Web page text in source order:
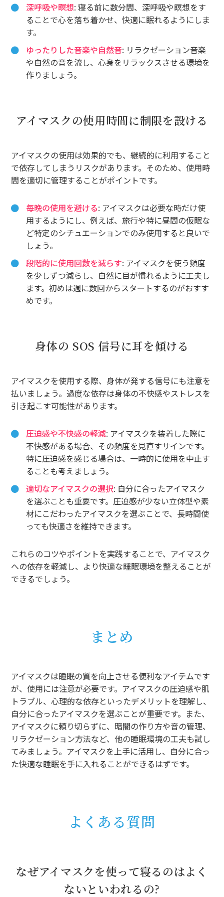
深呼吸や瞑想: 寝る前に数分間、深呼吸や瞑想をす
ることで心を落ち着かせ、快適に眠れるようにしま
す。
ゆったりした音楽や自然音: リラクゼーション音楽
や自然の音を流し、心身をリラックスさせる環境を
作りましょう。
アイマスクの使用時間に制限を設ける
アイマスクの使用は効果的でも、継続的に利用すること
で依存してしまうリスクがあります。そのため、使用時
間を適切に管理することがポイントです。
毎晩の使用を避ける: アイマスクは必要な時だけ使
用するようにし、例えば、旅行や特に昼間の仮眠な
ど特定のシチュエーションでのみ使用すると良いで
しょう。
段階的に使用回数を減らす: アイマスクを使う頻度
を少しずつ減らし、自然に目が慣れるように工夫し
ます。初めは週に数回からスタートするのがおすす
めです。
身体の SOS 信号に耳を傾ける
アイマスクを使用する際、身体が発する信号にも注意を
払いましょう。過度な依存は身体の不快感やストレスを
引き起こす可能性があります。
圧迫感や不快感の軽減: アイマスクを装着した際に
不快感がある場合、その頻度を見直すサインです。
特に圧迫感を感じる場合は、一時的に使用を中止す
ることも考えましょう。
適切なアイマスクの選択: 自分に合ったアイマスク
を選ぶことも重要です。圧迫感が少ない立体型や素
材にこだわったアイマスクを選ぶことで、長時間使
っても快適さを維持できます。
これらのコツやポイントを実践することで、アイマスク
への依存を軽減し、より快適な睡眠環境を整えることが
できるでしょう。
まとめ
アイマスクは睡眠の質を向上させる便利なアイテムです
が、使用には注意が必要です。アイマスクの圧迫感や肌
トラブル、心理的な依存といったデメリットを理解し、
自分に合ったアイマスクを選ぶことが重要です。また、
アイマスクに頼り切らずに、暗闇の作り方や音の管理、
リラクゼーション方法など、他の睡眠環境の工夫も試し
てみましょう。アイマスクを上手に活用し、自分に合っ
た快適な睡眠を手に入れることができるはずです。
よくある質問
なぜアイマスクを使って寝るのはよく
ないといわれるの?